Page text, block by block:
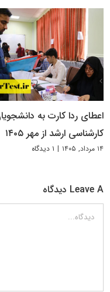
اعطای ردا کارت به
کارشناسی ارشد از مهر ۱۴۰۵
۱۴ مرداد, ۱۴۰۵ | ۱ دیدگاه
Leave A دیدگاه
دیدگاه